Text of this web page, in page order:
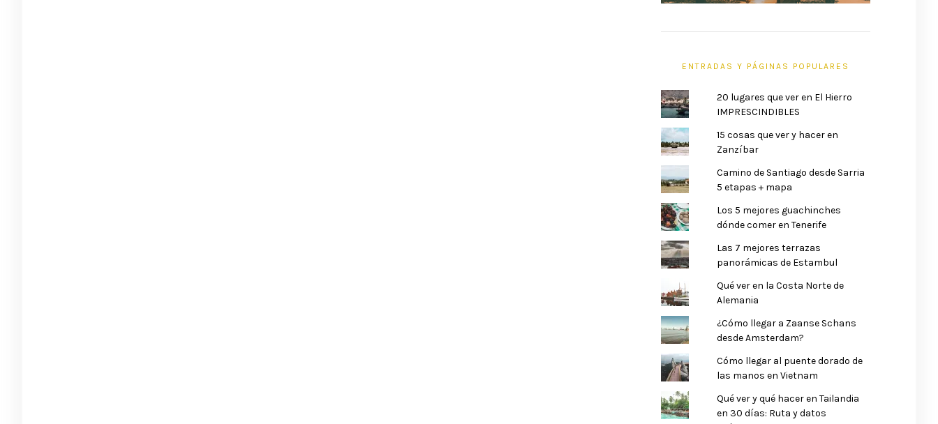
ENTRADAS Y PÁGINAS POPULARES
20 lugares que ver en El Hierro
IMPRESCINDIBLES
15 cosas que ver y hacer en
Zanzíbar
Camino de Santiago desde Sarria
5 etapas + mapa
Los 5 mejores guachinches
dónde comer en Tenerife
Las 7 mejores terrazas
panorámicas de Estambul
Qué ver en la Costa Norte de
Alemania
¿Cómo llegar a Zaanse Schans
desde Amsterdam?
Cómo llegar al puente dorado de
las manos en Vietnam
Qué ver y qué hacer en Tailandia
en 30 días: Ruta y datos